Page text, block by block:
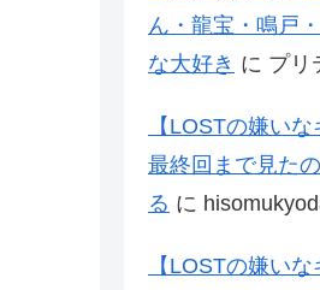
ん・龍宝・鳴戸
な大好き に プリ
【LOSTの嫌い
最終回まで見た
る に
【LOSTの嫌い